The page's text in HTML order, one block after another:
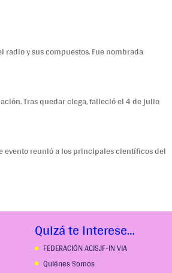
y sus compuestos. Fue nombrada
Tras quedar ciega, falleció el 4 de julio
evento reunió a los principales científicos del
Quizá te interese…
FEDERACIÓN ACISJF-IN VIA
Quiénes Somos